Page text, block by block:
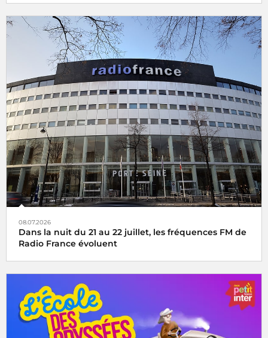
08.07.2026
Dans la nuit du 21 au 22 juillet, les fréquences FM de
Radio France évoluent